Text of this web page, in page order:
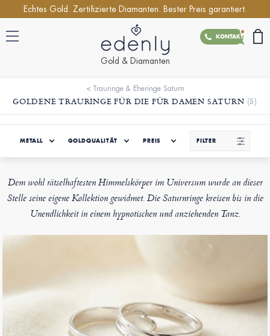
Echtes Gold. Zertifizierte Diamanten. Bester Preis garantiert.
KONTAKT
Gold & Diamanten
< Trauringe & Eheringe Saturn
GOLDENE TRAURINGE FÜR DIE FÜR DAMEN SATURN (5)
METALL GOLDQUALITÄT PREIS FILTER
Dem wohl rätselhaftesten Himmelskörper im Universum wurde an dieser
Stelle seine eigene Kollektion gewidmet. Die Saturnringe kreisen bis in die
Unendlichkeit in einem hypnotischen und anziehenden Tanz.